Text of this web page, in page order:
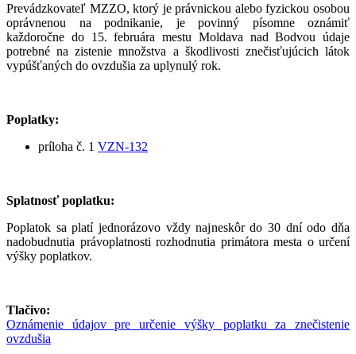
Prevádzkovateľ MZZO, ktorý je právnickou alebo fyzickou osobou
oprávnenou na podnikanie, je povinný písomne oznámiť
každoročne do 15. februára mestu Moldava nad Bodvou údaje
potrebné na zistenie množstva a škodlivosti znečisťujúcich látok
vypúšťaných do ovzdušia za uplynulý rok.
Poplatky:
príloha č. 1 VZN-132
Splatnosť poplatku:
Poplatok sa platí jednorázovo vždy najneskôr do 30 dní odo dňa
nadobudnutia právoplatnosti rozhodnutia primátora mesta o určení
výšky poplatkov.
Tlačivo:
Oznámenie údajov pre určenie výšky poplatku za znečistenie
ovzdušia